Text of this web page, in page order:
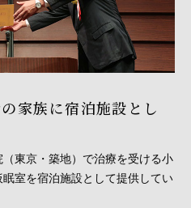
家族に宿泊施設とし
東京・築地）で治療を受ける小
室を宿泊施設として提供してい